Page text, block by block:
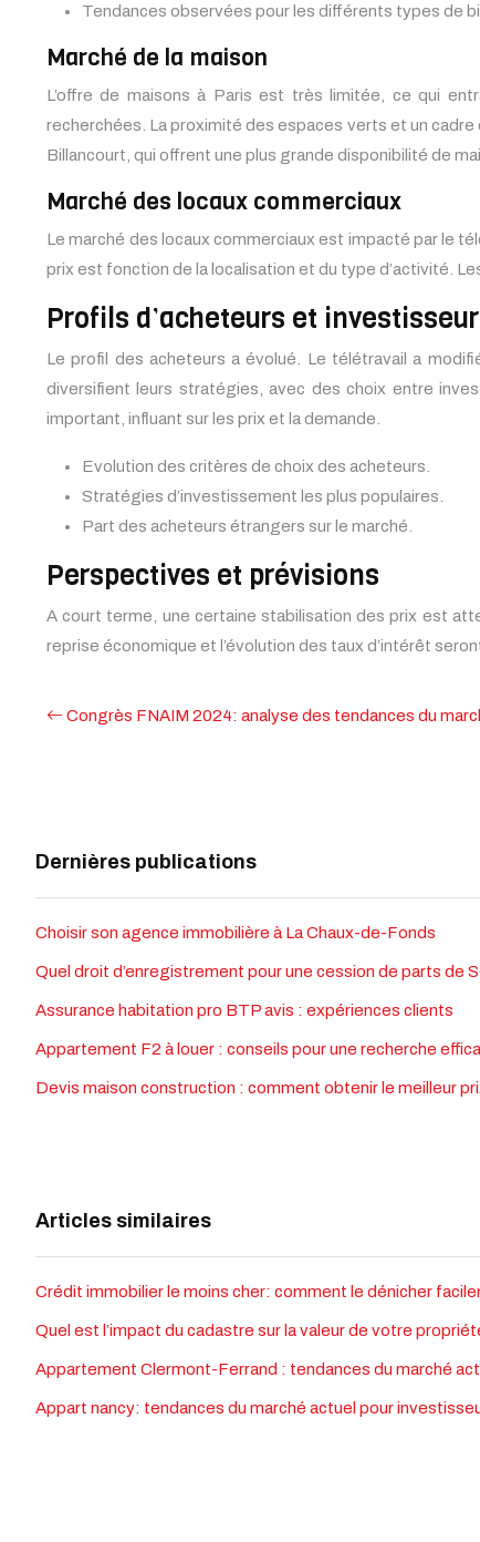
Tendances observées pour les différents types de
Marché de la maison
L’offre de maisons à Paris est très limitée, ce qui
recherchées. La proximité des espaces verts et un
Billancourt, qui offrent une plus grande disponibilité de
Marché des locaux commerciaux
Le marché des locaux commerciaux est impacté par le
prix est fonction de la localisation et du type d’activité.
Profils d’acheteurs et
Le profil des acheteurs a évolué. Le télétravail a
diversifient leurs stratégies, avec des choix entre
important, influant sur les prix et la demande.
Evolution des critères de choix des acheteurs.
Stratégies d’investissement les plus populaires.
Part des acheteurs étrangers sur le marché.
Perspectives et prévisions
A court terme, une certaine stabilisation des prix est
reprise économique et l’évolution des taux d’intérêt
Congrès FNAIM 2024: analyse des tendances du
Dernières publications
Choisir son agence immobilière à La Chaux-de-Fonds
Quel droit d’enregistrement pour une cession de parts de
Assurance habitation pro BTP avis : expériences clients
Appartement F2 à louer : conseils pour une recherche
Devis maison construction : comment obtenir le meilleur
Articles similaires
Crédit immobilier le moins cher: comment le dénicher
Quel est l’impact du cadastre sur la valeur de votre
Appartement Clermont-Ferrand : tendances du marché
Appart nancy: tendances du marché actuel pour